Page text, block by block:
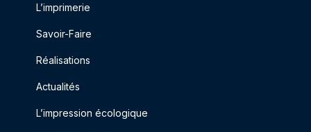
L’imprimerie
Savoir-Faire
Réalisations
Actualités
L’impression écologique